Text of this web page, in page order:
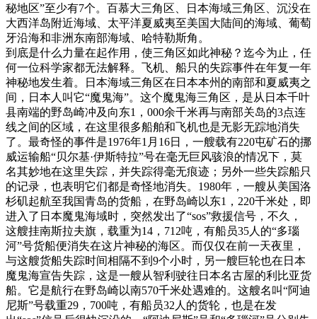
秘地区”至少有7个。百慕大三角区、日本海域三角区、沉没在
大西洋岛附近海域、太平洋夏威夷至美国大陆间的海域、葡萄
牙沿海和非洲东南部海域、哈特勒斯角。
到底是什么力量在起作用，使三角区如此神秘？迄今为止，任
何一位科学家都无法解释。飞机、船只的失踪事件在年复一年
神秘地发生着。日本海域三角区在日本本州的南部和夏威夷之
间，日本人叫它“魔鬼海”。这个魔鬼海三角区，是从日本千叶
县南端的野岛崎冲及向东1，000余千米再与南部关岛的3点连
线之间的区域，在这里很多船舶和飞机也是无影无踪地消失
了。最奇怪的事件是1976年1月16日，一艘载有220屯矿石的挪
威运输船“贝尔基·伊斯特拉”号在毫无巨风骇浪的情况下，莫
名其妙地在这里失踪，并失踪得毫无痕迹；另外一些失踪船只
的记录，也表明它们都是奇怪地消失。1980年，一艘从美国洛
杉矶起航至我国青岛的货船，在野岛崎以东1，220千米处，即
进入了日本魔鬼海域时，突然发出了“sos”救援信号，不久，
这艘挂南斯拉夫旗，载重为14，712吨，有船员35人的“多瑙
河”号货船便消失在这片神秘的海区。而仅仅在前一天夜里，
与这艘货船失踪时间相隔不到9个小时，另一艘巨轮也在日本
魔鬼海宣告失踪，这是一艘从智利驶往日本名古屋的利比亚货
船。它是航行在野岛崎以南570千米处遇难的。这艘名叫“阿迪
尼斯”号载重29，700吨，有船员32人的货轮，也是在发